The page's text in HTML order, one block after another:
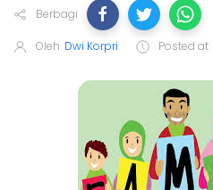
Berbagi
Oleh Dwi Korpri Posted at